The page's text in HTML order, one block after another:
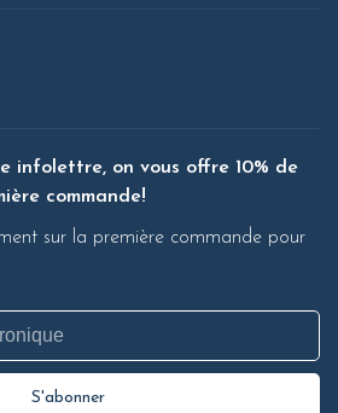
infolettre, on vous offre 10% de
commande!
sur la première commande pour
S'abonner